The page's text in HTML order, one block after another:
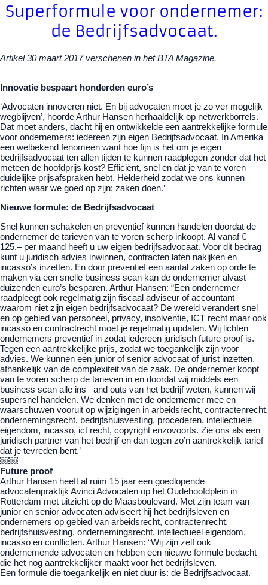
Superformule voor ondernemer:
de Bedrijfsadvocaat.
Artikel 30 maart 2017 verschenen in het BTA Magazine.
Innovatie bespaart honderden euro’s
‘Advocaten innoveren niet. En bij advocaten moet je zo ver mogelijk
wegblijven’, hoorde Arthur Hansen herhaaldelijk op netwerkborrels.
Dat moet anders, dacht hij en ontwikkelde een aantrekkelijke formule
voor ondernemers: iedereen zijn eigen Bedrijfsadvocaat. In Amerika
een welbekend fenomeen want hoe fijn is het om je eigen
bedrijfsadvocaat ten allen tijden te kunnen raadplegen zonder dat het
meteen de hoofdprijs kost? Efficiënt, snel en dat je van te voren
duidelijke prijsafspraken hebt. Helderheid zodat we ons kunnen
richten waar we goed op zijn: zaken doen.’
Nieuwe formule: de Bedrijfsadvocaat
Snel kunnen schakelen en preventief kunnen handelen doordat de
ondernemer de tarieven van te voren scherp inkoopt. Al vanaf €
125,– per maand heeft u uw eigen bedrijfsadvocaat. Voor dit bedrag
kunt u juridisch advies inwinnen, contracten laten nakijken en
incasso’s inzetten. En door preventief een aantal zaken op orde te
maken via een snelle business scan kan de ondernemer alvast
duizenden euro’s besparen. Arthur Hansen: “Een ondernemer
raadpleegt ook regelmatig zijn fiscaal adviseur of accountant –
waarom niet zijn eigen bedrijfsadvocaat? De wereld verandert snel
en op gebied van personeel, privacy, insolventie, ICT recht maar ook
incasso en contractrecht moet je regelmatig updaten. Wij lichten
ondernemers preventief in zodat iedereen juridisch future proof is.
Tegen een aantrekkelijke prijs, zodat we toegankelijk zijn voor
advies. We kunnen een junior of senior advocaat of jurist inzetten,
afhankelijk van de complexiteit van de zaak. De ondernemer koopt
van te voren scherp de tarieven in en doordat wij middels een
business scan alle ins –and outs van het bedrijf weten, kunnen wij
supersnel handelen. We denken met de ondernemer mee en
waarschuwen vooruit op wijzigingen in arbeidsrecht, contractenrecht,
ondernemingsrecht, bedrijfshuisvesting, procederen, intellectuele
eigendom, incasso, ict recht, copyright enzovoorts. Zie ons als een
juridisch partner van het bedrijf en dan tegen zo’n aantrekkelijk tarief
dat je tevreden bent.’
￼￼
Future proof
Arthur Hansen heeft al ruim 15 jaar een goedlopende
advocatenpraktijk Avinci Advocaten op het Oudehoofdplein in
Rotterdam met uitzicht op de Maasboulevard. Met zijn team van
junior en senior advocaten adviseert hij het bedrijfsleven en
ondernemers op gebied van arbeidsrecht, contractenrecht,
bedrijfshuisvesting, ondernemingsrecht, intellectueel eigendom,
incasso en conflicten. Arthur Hansen: “Wij zijn zelf ook
ondernemende advocaten en hebben een nieuwe formule bedacht
die het nog aantrekkelijker maakt voor het bedrijfsleven.
Een formule die toegankelijk en niet duur is: de Bedrijfsadvocaat.